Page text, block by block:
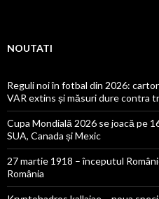
NOUTATI
Reguli noi în fotbal din 2026:
VAR extins și măsuri dure contra
Cupa Mondială 2026 se joacă pe
SUA, Canada și Mexic
27 martie 1918 – începutul
România